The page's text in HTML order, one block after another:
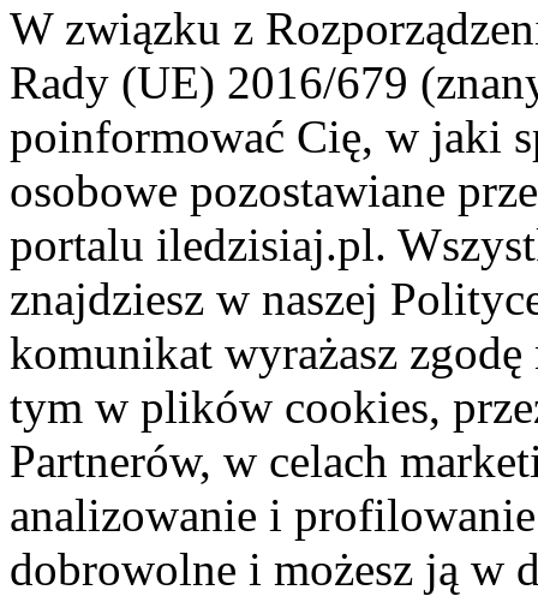
W związku z
Rady (UE) 2016/679
poinformować Cię, w jaki
osobowe pozostawiane
portalu iledzisiaj.pl.
znajdziesz w naszej
komunikat wyrażasz
tym w plików cookies,
Partnerów, w celach
analizowanie i
dobrowolne i możesz ją w